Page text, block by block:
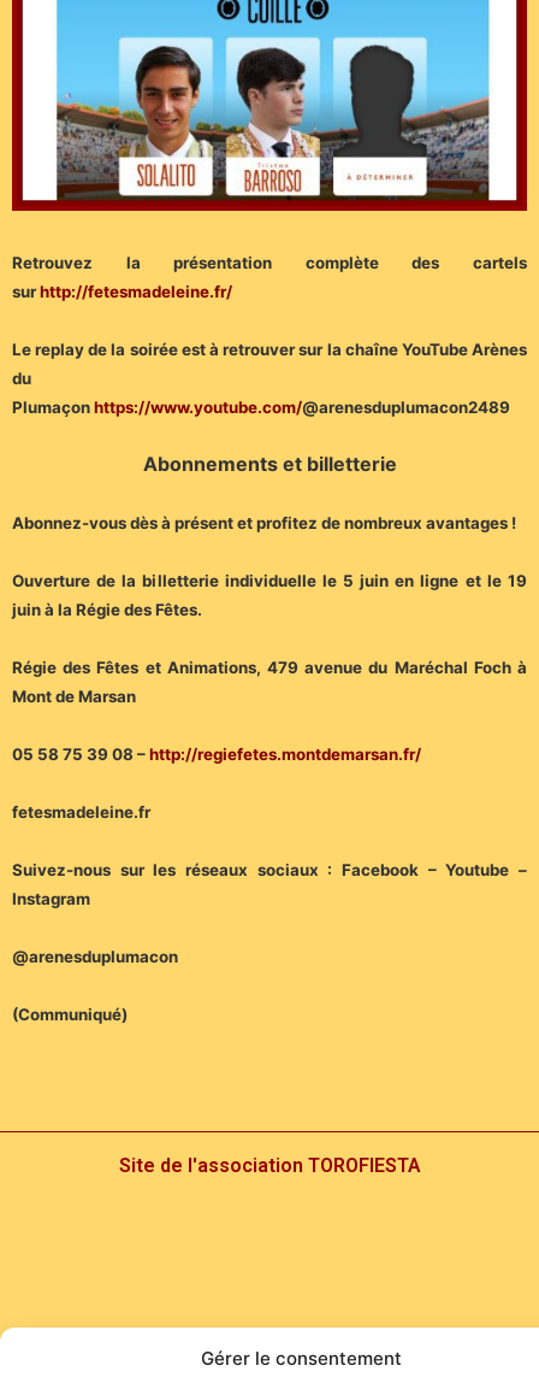
Gérer le consentement
Retrouvez la présentation complète des cartels
surhttp://fetesmadeleine.fr/
Le replay de la soirée est à retrouver sur la chaîne YouTube Arènes
du
Plumaçonhttps://www.youtube.com/@arenesduplumacon2489
Abonnements et billetterie
Abonnez-vous dès à présent et profitez de nombreux avantages !
Ouverture de la billetterie individuelle le 5 juin en ligne et le 19
juin à la Régie des Fêtes.
Régie des Fêtes et Animations, 479 avenue du Maréchal Foch à
Mont de Marsan
05 58 75 39 08 –http://regiefetes.montdemarsan.fr/
fetesmadeleine.fr
Suivez-nous sur les réseaux sociaux : Facebook – Youtube –
Instagram
@arenesduplumacon
(Communiqué)
Site de l'association TOROFIESTA